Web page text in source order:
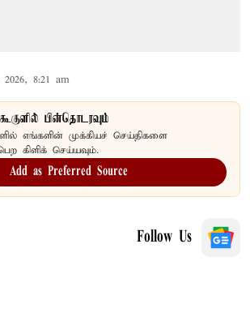
8:21 am
பின்தொடரவும்
எங்களின் முக்கியச் செய்திகளை
கிளிக் செய்யவும்.
Add as Preferred Source
Follow Us